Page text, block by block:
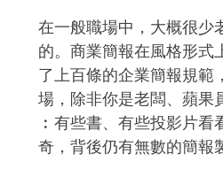
在一般職場中，大概很少
的。商業簡報在風格形式
了上百條的企業簡報規範
場，除非你是老闆、蘋果
︰有些書、有些投影片
奇，背後仍有無數的簡報